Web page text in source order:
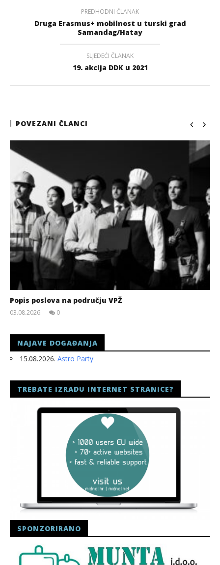
PREDHODNI ČLANAK
Druga Erasmus+ mobilnost u turski grad
Samandag/Hatay
SLJEDEĆI ČLANAK
19. akcija DDK u 2021
POVEZANI ČLANCI
Popis poslova na području VPŽ
03.08.2026.
0
NAJAVE DOGAĐANJA
15.08.2026. Astro Party
TREBATE IZRADU INTERNET STRANICE?
SPONZORIRANO